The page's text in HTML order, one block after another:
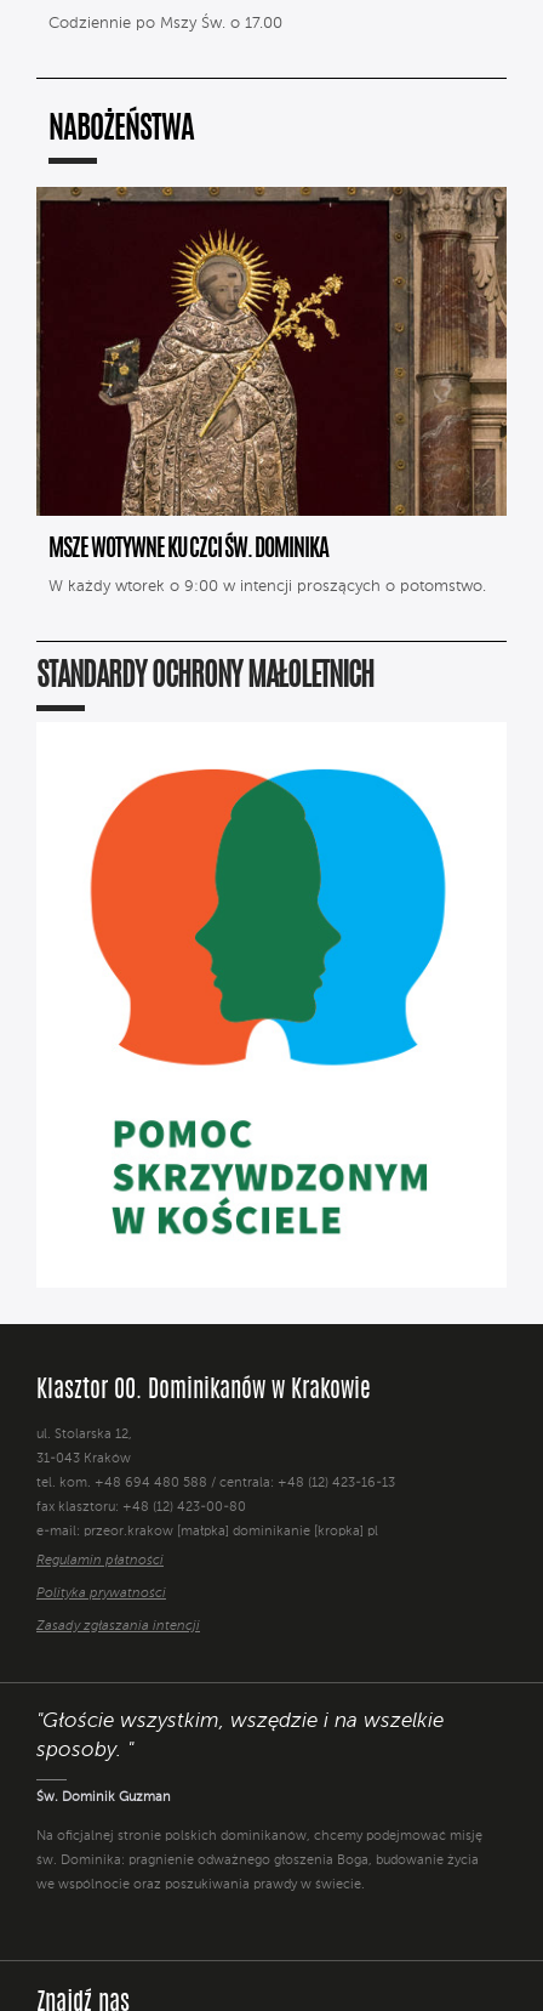
Codziennie po Mszy Św. o 17.00
NABOŻEŃSTWA
MSZE WOTYWNE KU CZCI ŚW. DOMINIKA
W każdy wtorek o 9:00 w intencji proszących o potomstwo.
STANDARDY OCHRONY MAŁOLETNICH
Klasztor OO. Dominikanów w Krakowie
ul. Stolarska 12,
31-043 Kraków
tel. kom. +48 694 480 588 / centrala: +48 (12) 423-16-13
fax klasztoru: +48 (12) 423-00-80
e-mail: przeor.krakow [małpka] dominikanie [kropka] pl
Regulamin płatności
Polityka prywatności
Zasady zgłaszania intencji
"Głoście wszystkim, wszędzie i na wszelkie
sposoby. "
Św. Dominik Guzman
Na oficjalnej stronie polskich dominikanów, chcemy podejmować misję
św. Dominika: pragnienie odważnego głoszenia Boga, budowanie życia
we wspólnocie oraz poszukiwania prawdy w świecie.
Znajdź nas